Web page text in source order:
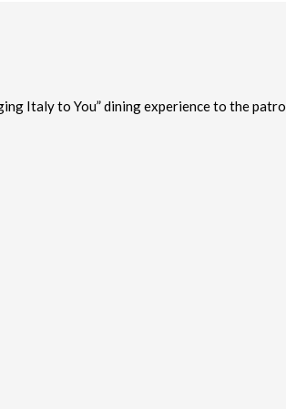
Italy to You” dining experience to the